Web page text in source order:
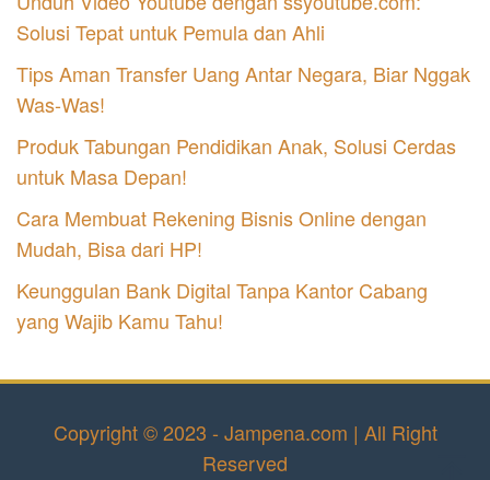
Solusi Tepat untuk Pemula dan Ahli
Tips Aman Transfer Uang Antar Negara, Biar Nggak
Was-Was!
Produk Tabungan Pendidikan Anak, Solusi Cerdas
untuk Masa Depan!
Cara Membuat Rekening Bisnis Online dengan
Mudah, Bisa dari HP!
Keunggulan Bank Digital Tanpa Kantor Cabang
yang Wajib Kamu Tahu!
Copyright © 2023 - Jampena.com | All Right
Reserved